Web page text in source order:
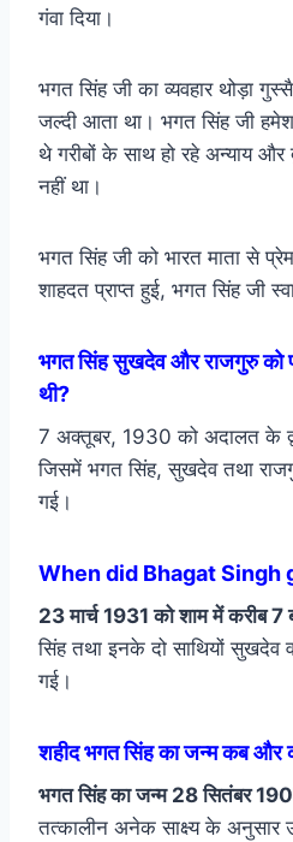
गंवा दिया।
भगत सिंह जी का व्यवहार थोड़ा
जल्दी आता था। भगत सिंह जी
थे गरीबों के साथ हो रहे अन्याय और
नहीं था।
भगत सिंह जी को भारत माता से
शाहदत प्राप्त हुई, भगत सिंह जी
भगत सिंह सुखदेव और राजगुरु को
थी?
7 अक्तूबर, 1930 को अदालत के
जिसमें भगत सिंह, सुखदेव तथा
गई।
When did Bhagat Singh
23 मार्च 1931 को शाम में करीब
सिंह तथा इनके दो साथियों सुखदेव
गई।
शहीद भगत सिंह का जन्म कब और
भगत सिंह का जन्म 28 सितंबर
तत्कालीन अनेक साक्ष्य के अनुसार